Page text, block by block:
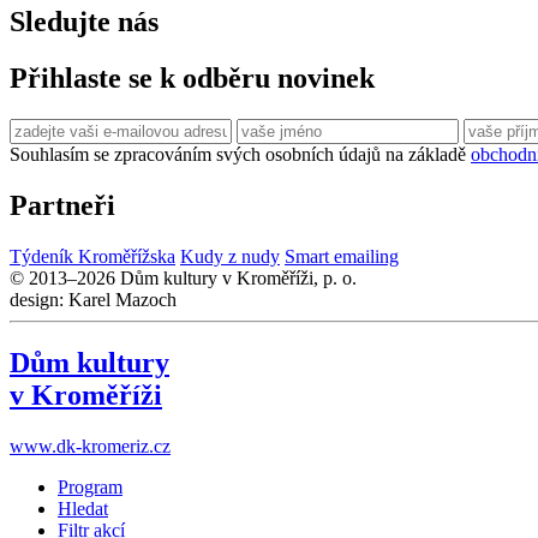
Sledujte nás
Přihlaste se k odběru novinek
Souhlasím se zpracováním svých osobních údajů na základě
Partneři
Týdeník Kroměřížska Kudy z nudy Smart emailing
© 2013–2026 Dům kultury v Kroměříži, p. o.
design: Karel Mazoch
Dům kultury
v Kroměříži
www.dk-kromeriz.cz
Program
Hledat
Filtr akcí